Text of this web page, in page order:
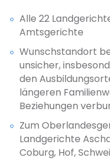
Alle 22
Amtsgerichte
Wunschstandort
unsicher,
den
längeren
Beziehungen
Zum
Landgerichte
Coburg, Hof,